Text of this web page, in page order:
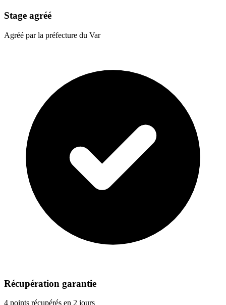
Stage agréé
Agréé par la préfecture du Var
Récupération garantie
4 points récupérés en 2 jours